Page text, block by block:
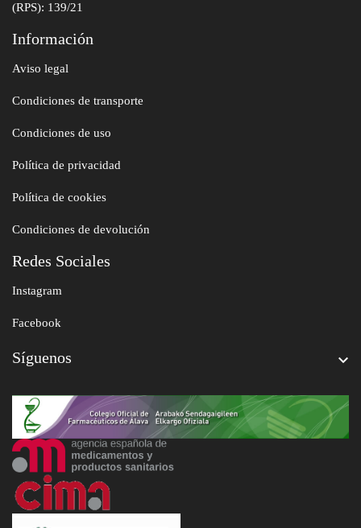
(RPS): 139/21
Información
Aviso legal
Condiciones de transporte
Condiciones de uso
Política de privacidad
Política de cookies
Condiciones de devolución
Redes Sociales
Instagram
Facebook
Síguenos 